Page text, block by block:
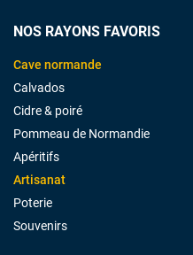
NOS RAYONS FAVORIS
Cave normande
Calvados
Cidre & poiré
Pommeau de Normandie
Apéritifs
Artisanat
Poterie
Souvenirs